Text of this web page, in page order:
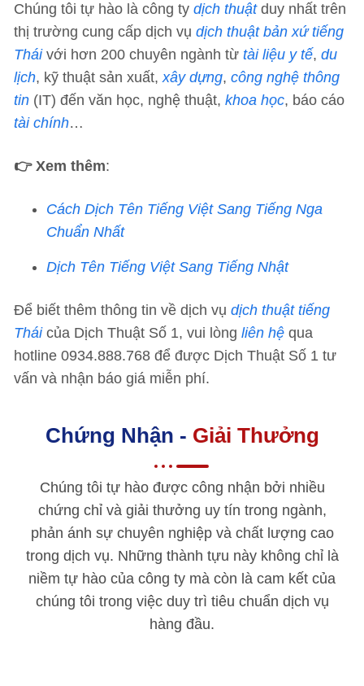
Chúng tôi tự hào là công ty dịch thuậtduy nhất trên
thị trường cung cấp dịch vụ dịch thuật bản xứ tiếng
Tháivới hơn 200 chuyên ngành từ tài liệu y tế, du
lịch, kỹ thuật sản xuất,xây dựng, công nghệ thông
tin (IT) đến văn học, nghệ thuật, khoa học, báo cáo
tài chính…
👉 Xem thêm:
Cách Dịch Tên Tiếng Việt Sang Tiếng Nga
Chuẩn Nhất
Dịch Tên Tiếng Việt Sang Tiếng Nhật
Để biết thêm thông tin về dịch vụ dịch thuật tiếng
Tháicủa Dịch Thuật Số 1, vui lòng liên hệ qua
hotline 0934.888.768 để được Dịch Thuật Số 1 tư
vấn và nhận báo giá miễn phí.
Chứng Nhận - Giải Thưởng
Chúng tôi tự hào được công nhận bởi nhiều
chứng chỉ và giải thưởng uy tín trong ngành,
phản ánh sự chuyên nghiệp và chất lượng cao
trong dịch vụ. Những thành tựu này không chỉ là
niềm tự hào của công ty mà còn là cam kết của
chúng tôi trong việc duy trì tiêu chuẩn dịch vụ
hàng đầu.